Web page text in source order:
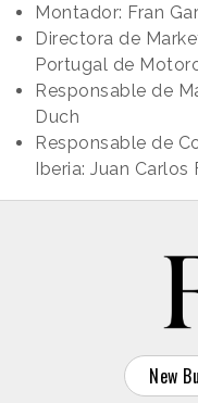
Montador: Fran
Directora de
Portugal de
Responsable de
Duch
Responsable de
Iberia: Juan Carlos
New